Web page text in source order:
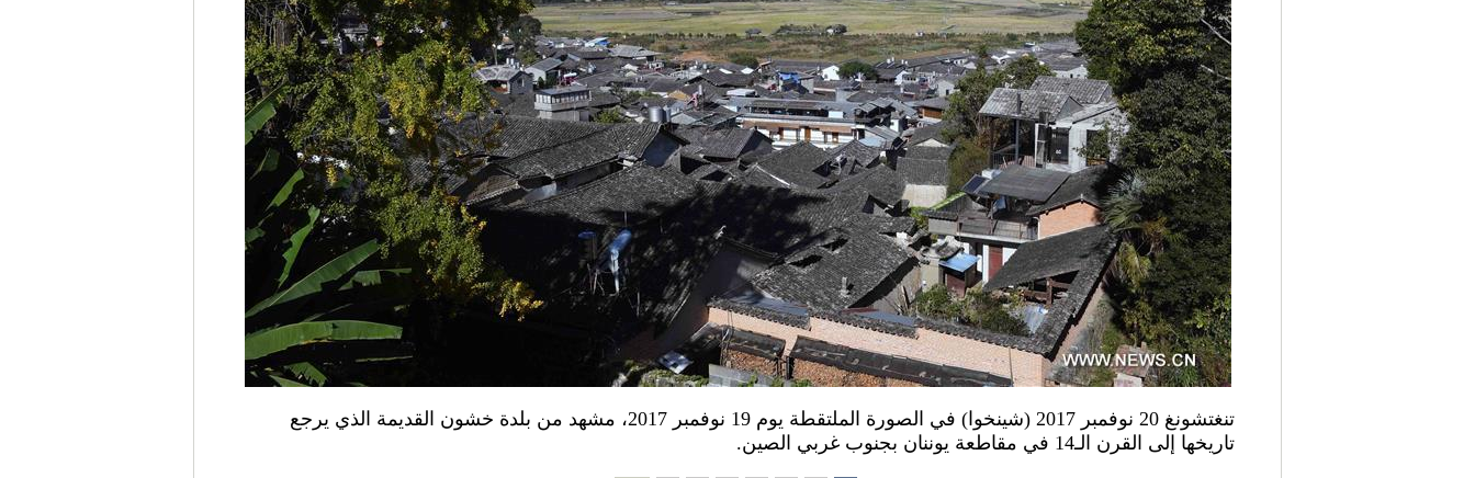
تنغتشونغ 20 نوفمبر 2017 (شينخوا) في الصورة الملتقطة يوم 19 نوفمبر 2017، مشهد من بلدة خشون القديمة الذي يرجع
تاريخها إلى القرن الـ14 في مقاطعة يوننان بجنوب غربي الصين.